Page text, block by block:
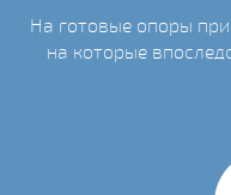
На готовые опоры
на которые